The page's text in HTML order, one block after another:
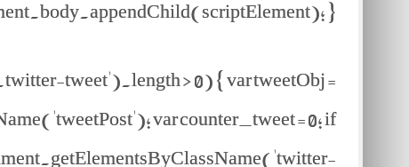
}
tweet').length > 0) { var tweetObj =
var counter_tweet = 0; if